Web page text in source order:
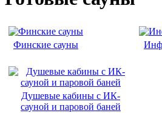
Финские сауны
Душевые кабины с ИК-
сауной и паровой баней